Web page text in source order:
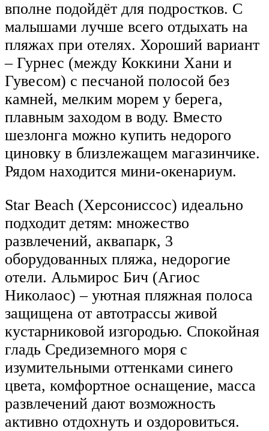
вполне подойдёт для подростков. С
малышами лучше всего отдыхать на
пляжах при отелях. Хороший вариант
– Гурнес (между Коккини Хани и
Гувесом) с песчаной полосой без
камней, мелким морем у берега,
плавным заходом в воду. Вместо
шезлонга можно купить недорого
циновку в близлежащем магазинчике.
Рядом находится мини-окенариум.
Star Beach (Херсониссос) идеально
подходит детям: множество
развлечений, аквапарк, 3
оборудованных пляжа, недорогие
отели. Альмирос Бич (Агиос
Николаос) – уютная пляжная полоса
защищена от автотрассы живой
кустарниковой изгородью. Спокойная
гладь Средиземного моря с
изумительными оттенками синего
цвета, комфортное оснащение, масса
развлечений дают возможность
активно отдохнуть и оздоровиться.